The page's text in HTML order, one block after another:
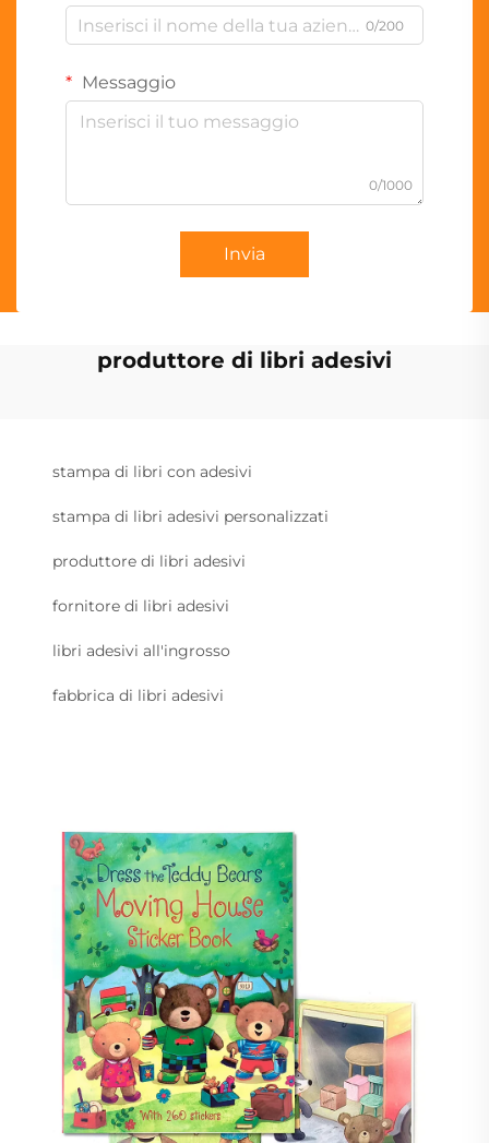
0/200
Messaggio
0/1000
Invia
produttore di libri adesivi
stampa di libri con adesivi
stampa di libri adesivi personalizzati
produttore di libri adesivi
fornitore di libri adesivi
libri adesivi all'ingrosso
fabbrica di libri adesivi